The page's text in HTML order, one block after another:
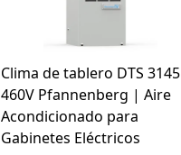
Clima de tablero DTS 3145
460V Pfannenberg | Aire
Acondicionado para
Gabinetes Eléctricos